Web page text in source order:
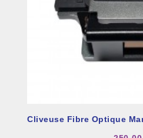
Cliveuse Fibre Optique